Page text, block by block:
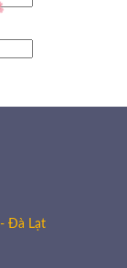
Đà Lạt